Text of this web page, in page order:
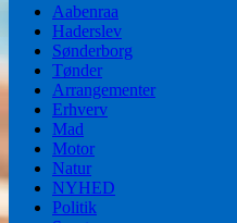
Aabenraa
Haderslev
Sønderborg
Tønder
Arrangementer
Erhverv
Mad
Motor
Natur
NYHED
Politik